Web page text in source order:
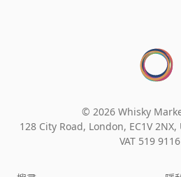
© 2026 Whisky
128 City Road, London, EC1V 2NX,
VAT 519